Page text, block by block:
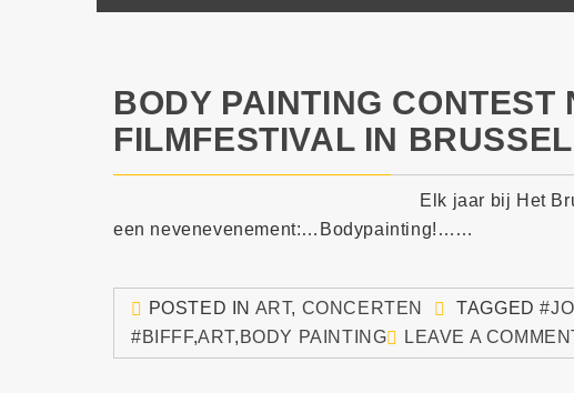
BODY PAINTING CONTEST
FILMFESTIVAL IN
Elk jaar bij Het
een nevenevenement:…Bodypainting!……
POSTED IN ART, CONCERTEN TAGGED
#BIFFF,ART, BODY PAINTING LEAVE A